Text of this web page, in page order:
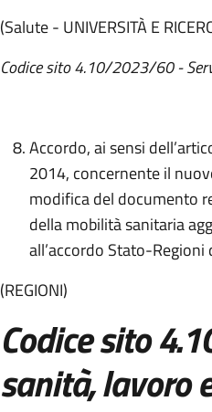
(Salute - UNIVERSITÀ E
Codice sito4.10/2023/60-
Accordo, ai sensi
2014, concernente il
modifica del documento
della mobilità sanitaria
all’accordo Stato-
(REGIONI)
Codicesito
sanità, lavoro